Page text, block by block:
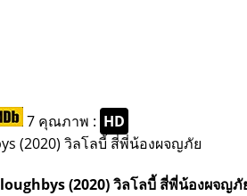
7 คุณภาพ : HD
(2020) วิลโลบี้ สี่พี่น้องผจญภั